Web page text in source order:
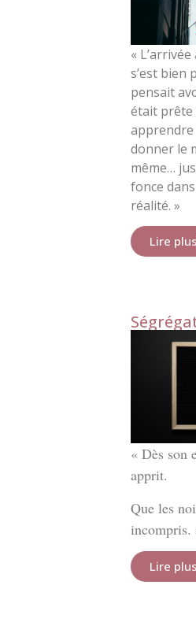
«
s’est bien
pensait
était prête
apprendre
donner le
même…
fonce
réalité. »
Lire plus
« Dès son
apprit.
Que les
incompris.
Lire plus